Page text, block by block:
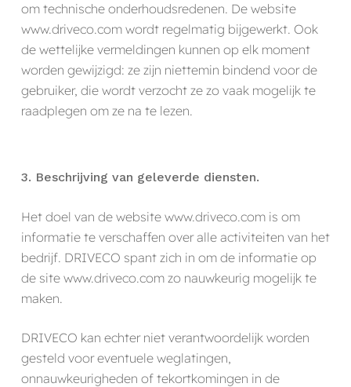
om technische onderhoudsredenen. De website
www.driveco.com wordt regelmatig bijgewerkt. Ook
de wettelijke vermeldingen kunnen op elk moment
worden gewijzigd: ze zijn niettemin bindend voor de
gebruiker, die wordt verzocht ze zo vaak mogelijk te
raadplegen om ze na te lezen.
3. Beschrijving van geleverde diensten.
Het doel van de website www.driveco.com is om
informatie te verschaffen over alle activiteiten van het
bedrijf. DRIVECO spant zich in om de informatie op
de site www.driveco.com zo nauwkeurig mogelijk te
maken.
DRIVECO kan echter niet verantwoordelijk worden
gesteld voor eventuele weglatingen,
onnauwkeurigheden of tekortkomingen in de